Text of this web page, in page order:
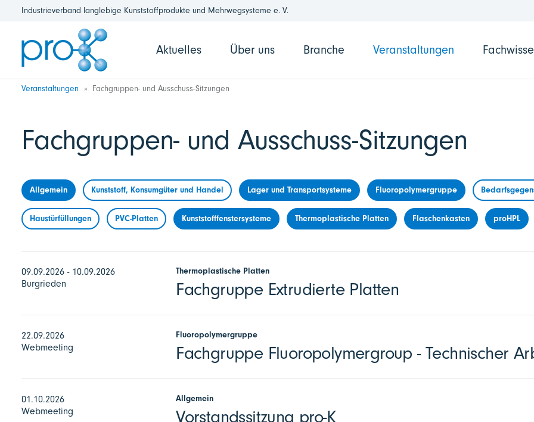
Industrieverband langlebige Kunststoffprodukte und Mehrwegsysteme e. V.
Aktuelles Über uns Branche Veranstaltungen
Veranstaltungen Fachgruppen- und Ausschuss-Sitzungen
Fachgruppen- und Ausschuss-Sitzungen
Allgemein Kunststoff, Konsumgüter und Handel Lager und Transportsysteme Fluoropolymergruppe
Haustürfüllungen PVC-Platten Kunststofffenstersysteme Thermoplastische Platten Flaschenkasten proHPL
09.09.2026 - 10.09.2026
Burgrieden
Thermoplastische Platten
Fachgruppe Extrudierte Platten
22.09.2026
Webmeeting
Fluoropolymergruppe
Fachgruppe Fluoropolymergroup - Technischer
01.10.2026
Webmeeting
Allgemein
Vorstandssitzung pro-K